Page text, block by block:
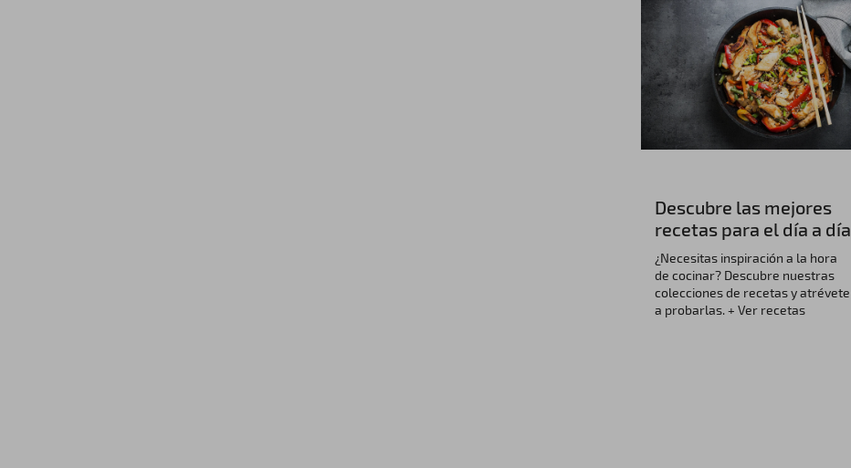
Descubre las mejores
recetas para el día a día
¿Necesitas inspiración a la hora
de cocinar? Descubre nuestras
colecciones de recetas y atrévete
a probarlas. + Ver recetas